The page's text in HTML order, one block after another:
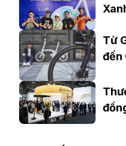
Từ
đến
Việt